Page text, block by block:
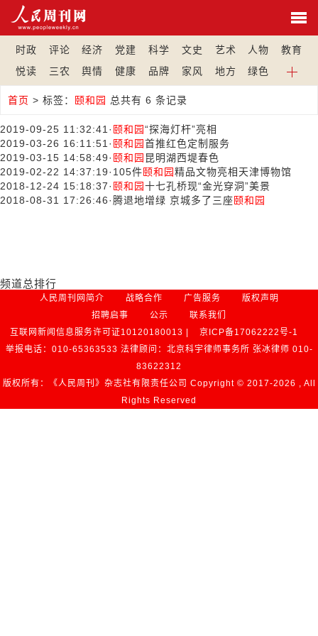
时政 评论 经济 党建 科学 文史 艺术 人物
教育
悦读
三农 舆情 健康 品牌 家风 地方 绿色
首页 > 标签： 颐和园 总共有 6 条记录
2019-09-25 11:32:41 · 颐和园“探海灯杆”亮相
2019-03-26 16:11:51 · 颐和园首推红色定制服务
2019-03-15 14:58:49· 颐和园 昆明湖西堤春色
2019-02-22 14:37:19· 105件颐和园精品文物亮相天津博物馆
2018-12-24 15:18:37· 颐和园十七孔桥现“金光穿洞”美景
2018-08-31 17:26:46· 腾退地增绿 京城多了三座颐和园
频道总排行
人民周刊网简介 战略合作 广告服务
版权声明
招聘启事
公示
联系我们
互联网新闻信息服务许可证10120180013 |
京ICP备17062222号-1
举报电话：010-65363533 法律顾问：北京科宇律师事务所 张冰律师 010-
83622312
版权所有：《人民周刊》杂志社有限责任公司 Copyright © 2017-2026 , All
Rights Reserved